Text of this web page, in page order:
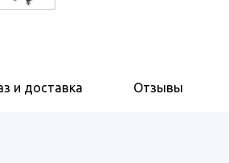
и доставка Отзывы